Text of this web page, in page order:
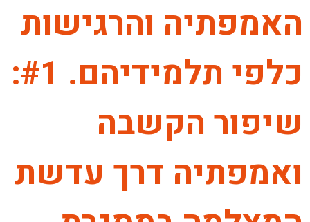
האמפתיה והרגישות
כלפי תלמידיהם. #1:
שיפור הקשבה
ואמפתיה דרך עדשת